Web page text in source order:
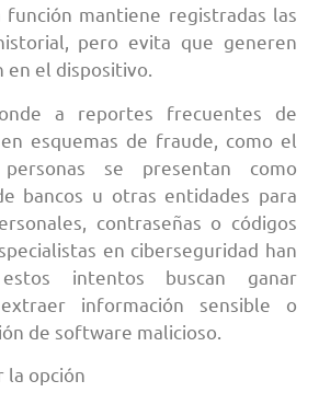
función mantiene registradas las
pero evita que generen
en el dispositivo.
a reportes frecuentes de
esquemas de fraude, como el
se presentan como
bancos u otras entidades para
contraseñas o códigos
en ciberseguridad han
intentos buscan ganar
información sensible o
de software malicioso.
la opción